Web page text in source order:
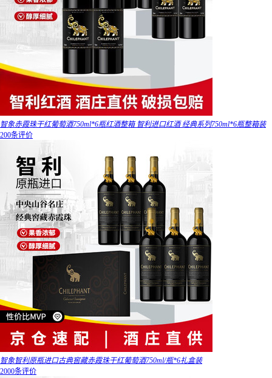
智象赤霞珠干红葡萄酒750ml*6瓶红酒整箱 智利进口红酒 经典系列750ml*6瓶整箱装
200条评价
智象智利原瓶进口古典窖藏赤霞珠干红葡萄酒750ml/瓶*6礼盒装
2000条评价